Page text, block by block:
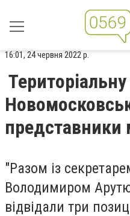
16:01, 24 червня 2022 р.
представники
"Разом із
Володимиром
відвідали три